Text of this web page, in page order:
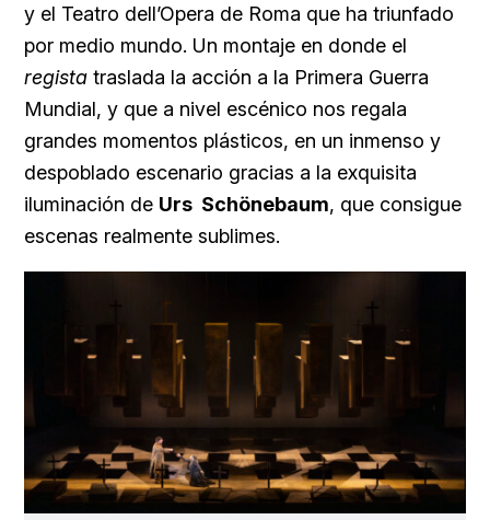
y el Teatro dell’Opera de Roma que ha triunfado
por medio mundo. Un montaje en donde el
regista traslada la acción a la Primera Guerra
Mundial, y que a nivel escénico nos regala
grandes momentos plásticos, en un inmenso y
despoblado escenario gracias a la exquisita
iluminación de Urs Schönebaum, que consigue
escenas realmente sublimes.